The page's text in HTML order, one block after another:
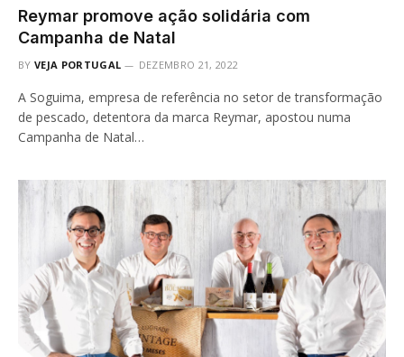
Reymar promove ação solidária com
Campanha de Natal
BY VEJA PORTUGAL DEZEMBRO 21, 2022
A Soguima, empresa de referência no setor de transformação
de pescado, detentora da marca Reymar, apostou numa
Campanha de Natal…